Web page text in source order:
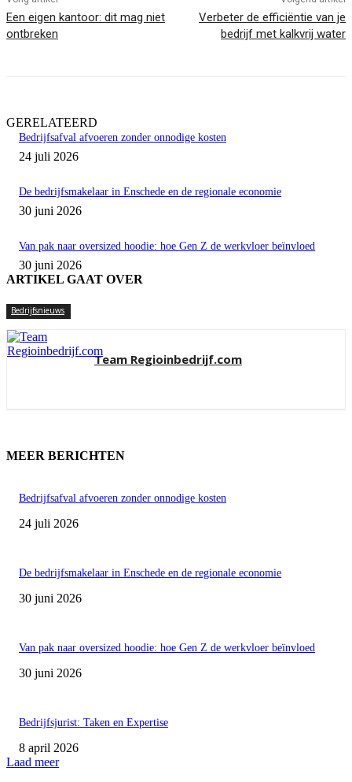
Een eigen kantoor: dit mag niet
ontbreken
Verbeter de efficiëntie van je
bedrijf met kalkvrij water
GERELATEERD
Bedrijfsafval afvoeren zonder onnodige kosten
24 juli 2026
De bedrijfsmakelaar in Enschede en de regionale economie
30 juni 2026
Van pak naar oversized hoodie: hoe Gen Z de werkvloer beïnvloed
30 juni 2026
ARTIKEL GAAT OVER
Bedrijfsnieuws
Team Regioinbedrijf.com
MEER BERICHTEN
Bedrijfsafval afvoeren zonder onnodige kosten
24 juli 2026
De bedrijfsmakelaar in Enschede en de regionale economie
30 juni 2026
Van pak naar oversized hoodie: hoe Gen Z de werkvloer beïnvloed
30 juni 2026
Bedrijfsjurist: Taken en Expertise
8 april 2026
Laad meer